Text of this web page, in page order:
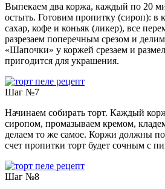
Выпекаем два коржа, каждый по 20
остыть. Готовим пропитку (сироп): в
сахар, кофе и коньяк (ликер), все
разрезаем поперечным срезом и
«Шапочки» у коржей срезаем и
пригодится для украшения.
Шаг №7
Начинаем собирать торт. Каждый
сиропом, промазываем кремом,
делаем то же самое. Коржи должны
счет пропитки торт будет сочным с
Шаг №8